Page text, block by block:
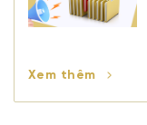
Xem thêm